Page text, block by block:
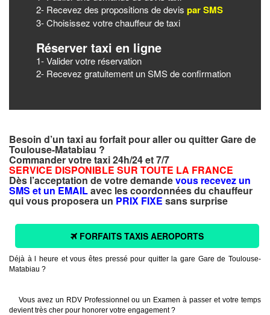
2- Recevez des propositions de devis par SMS
3- Choisissez votre chauffeur de taxi
Réserver taxi en ligne
1- Valider votre réservation
2- Recevez gratuitement un SMS de confirmation
Besoin d’un taxi au forfait pour aller ou quitter Gare de
Toulouse-Matabiau ?
Commander votre taxi 24h/24 et 7/7
SERVICE DISPONIBLE SUR TOUTE LA FRANCE
Dès l’acceptation de votre demandevous recevez un
SMS et un EMAILavec les coordonnées du chauffeur
qui vous proposera un PRIX FIXE sans surprise
FORFAITS TAXIS AEROPORTS
Déjà à l heure et vous êtes pressé pour quitter la gare Gare de Toulouse-
Matabiau ?
Vous avez un RDV Professionnel ou un Examen à passer et votre temps
devient très cher pour honorer votre engagement ?